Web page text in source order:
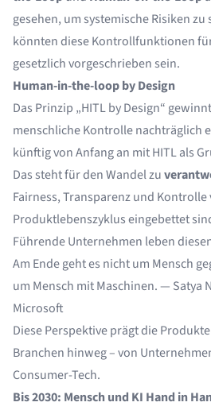
gesehen, um systemische Risiken
könnten diese Kontrollfunktionen
gesetzlich vorgeschrieben sein.
Human-in-the-loop by Design
Das Prinzip „HITL by Design“
menschliche Kontrolle nachträglich
künftig von Anfang an mit HITL als
Das steht für den Wandel zu
Fairness, Transparenz und Kontrolle
Produktlebenszyklus eingebettet
Führende Unternehmen leben
Am Ende geht es nicht um Mensch
um Mensch mit Maschinen. — Satya
Microsoft
Diese Perspektive prägt die
Branchen hinweg – von
Consumer-Tech.
Bis 2030: Mensch und KI Hand in